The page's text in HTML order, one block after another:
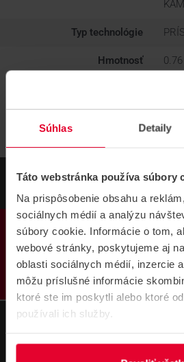
Súhlas Detaily
Táto webstránka používa súbory
Na prispôsobenie obsahu a
sociálnych médií a analýzu
súbory cookie. Informácie o tom,
webové stránky, poskytujeme aj
oblasti sociálnych médií, inzercie
môžu príslušné informácie
ktoré ste im poskytli alebo ktoré
používali ich služby.
PRODUKTY
Typ technológie
Hmotnosť
NÁVODY A